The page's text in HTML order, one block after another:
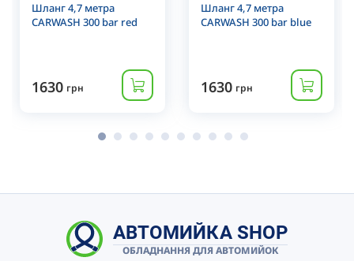
Шланг 4,7 метра
CARWASH 300 bar red
1630 грн
Шланг 4,7 метра
CARWASH 300 bar blue
1630 грн
АВТОМИЙКА SHOP
ОБЛАДНАННЯ ДЛЯ АВТОМИЙОК